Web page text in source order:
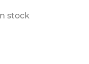
stock